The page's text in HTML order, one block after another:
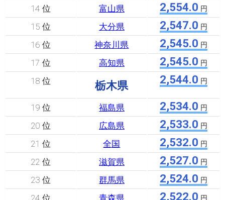
14 位 富山県 2,554.0 円
15 位 大分県 2,547.0 円
16 位 神奈川県 2,545.0 円
17 位 高知県 2,545.0 円
18 位 栃木県 2,544.0 円
19 位 福島県 2,534.0 円
20 位 広島県 2,533.0 円
21 位 全国 2,532.0 円
22 位 滋賀県 2,527.0 円
23 位 群馬県 2,524.0 円
2,522.0 円